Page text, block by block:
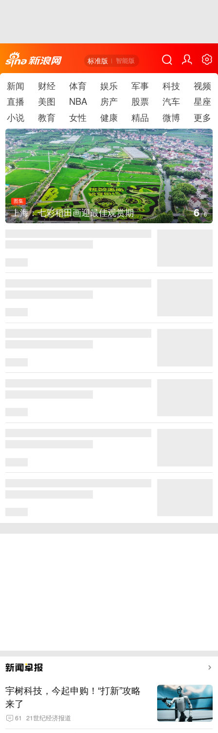
标准版 智能版
新闻 财经 体育 娱乐 军事 科技
视频
直播
美图 NBA 房产 股票 汽车
星座
小说
教育 女性 健康 精品 微博 更多
图集
上海：七彩稻田画迎最佳观赏期 6/6
宇树科技，今起申购！“打新”攻略
来了
61 21世纪经济报道